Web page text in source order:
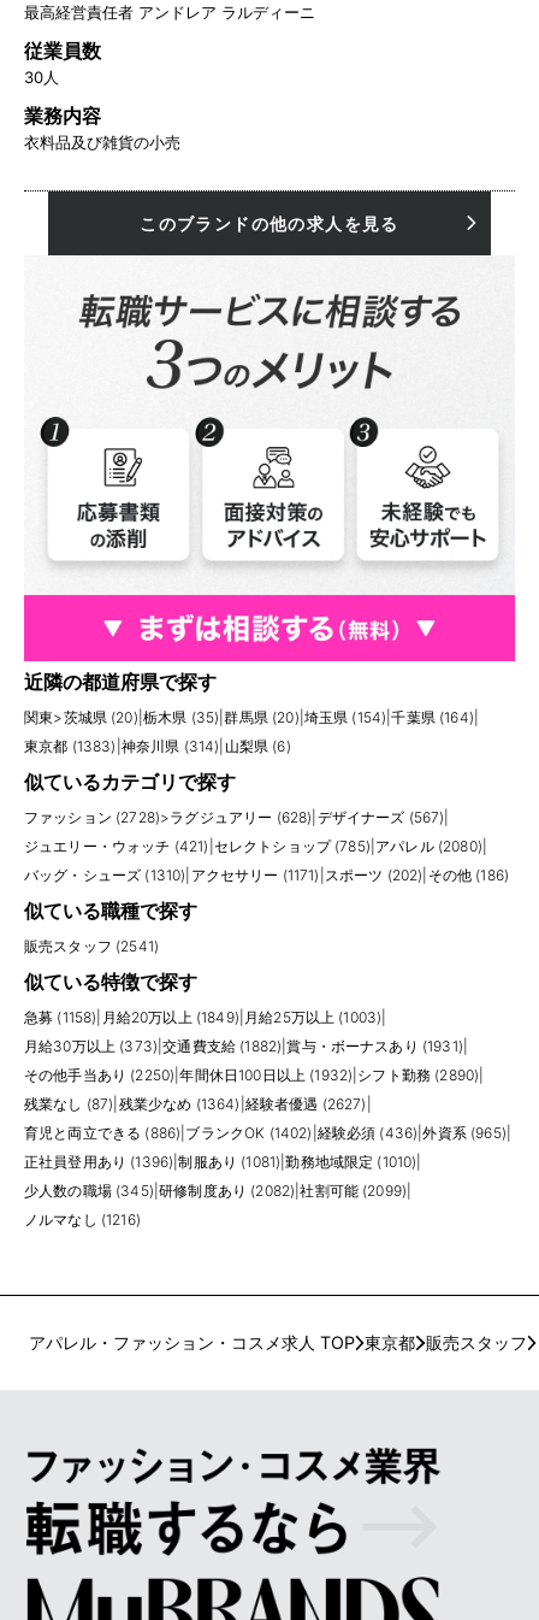
最高経営責任者 アンドレア ラルディーニ
従業員数
30人
業務内容
衣料品及び雑貨の小売
このブランドの他の求人を見る
近隣の都道府県で探す
関東>茨城県 (20) 栃木県 (35) |群馬県 (20) 埼玉県 (154) |千葉県 (164)
東京都 (1383) 神奈川県 (314) 山梨県 (6)
似ているカテゴリで探す
ファッション (2728)>ラグジュアリー (628) デザイナーズ (567)
ジュエリー・ウォッチ (421) セレクトショップ (785) アパレル (2080)
バッグ・シューズ (1310) アクセサリー (1171) スポーツ (202) その他 (186)
似ている職種で探す
販売スタッフ (2541)
似ている特徴で探す
急募 (1158) 月給20万以上 (1849) 月給25万以上 (1003)
月給30万以上 (373) |交通費支給 (1882) |賞与・ボーナスあり (1931)
その他手当あり (2250) |年間休日100日以上 (1932) シフト勤務 (2890)
残業なし (87) 残業少なめ (1364) 経験者優遇 (2627)
育児と両立できる (886) ブランクOK (1402) 経験必須 (436) |外資系 (965)
正社員登用あり (1396) |制服あり (1081) |勤務地域限定 (1010)
少人数の職場 (345) |研修制度あり (2082) |社割可能 (2099)
ノルマなし (1216)
アパレル・ファッション・コスメ求人 TOP 東京都 販売スタッフ